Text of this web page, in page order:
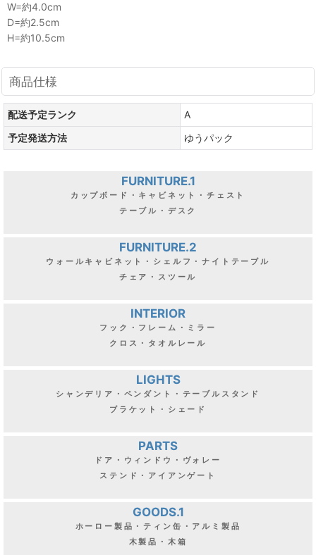
W=約4.0cm
D=約2.5cm
H=約10.5cm
商品仕様
配送予定ランク
A
予定発送方法
ゆうパック
FURNITURE.1
カップボード・キャビネット・チェスト
テーブル・デスク
FURNITURE.2
ウォールキャビネット・シェルフ・ナイトテーブル
チェア・スツール
INTERIOR
フック・フレーム・ミラー
クロス・タオルレール
LIGHTS
シャンデリア・ペンダント・テーブルスタンド
ブラケット・シェード
PARTS
ドア・ウィンドウ・ヴォレー
ステンド・アイアンゲート
GOODS.1
ホーロー製品・ティン缶・アルミ製品
木製品・木箱